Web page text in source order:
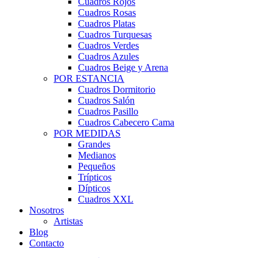
Cuadros Rosas
Cuadros Platas
Cuadros Turquesas
Cuadros Verdes
Cuadros Azules
Cuadros Beige y Arena
POR ESTANCIA
Cuadros Dormitorio
Cuadros Salón
Cuadros Pasillo
Cuadros Cabecero Cama
POR MEDIDAS
Grandes
Medianos
Pequeños
Trípticos
Dípticos
Cuadros XXL
Nosotros
Artistas
Blog
Contacto